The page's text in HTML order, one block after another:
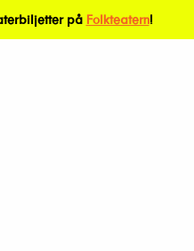
på Folkteatern!